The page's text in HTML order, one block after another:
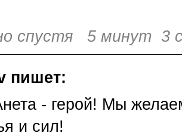
спустя 5 минут 3
пишет:
- герой! Мы
и сил!